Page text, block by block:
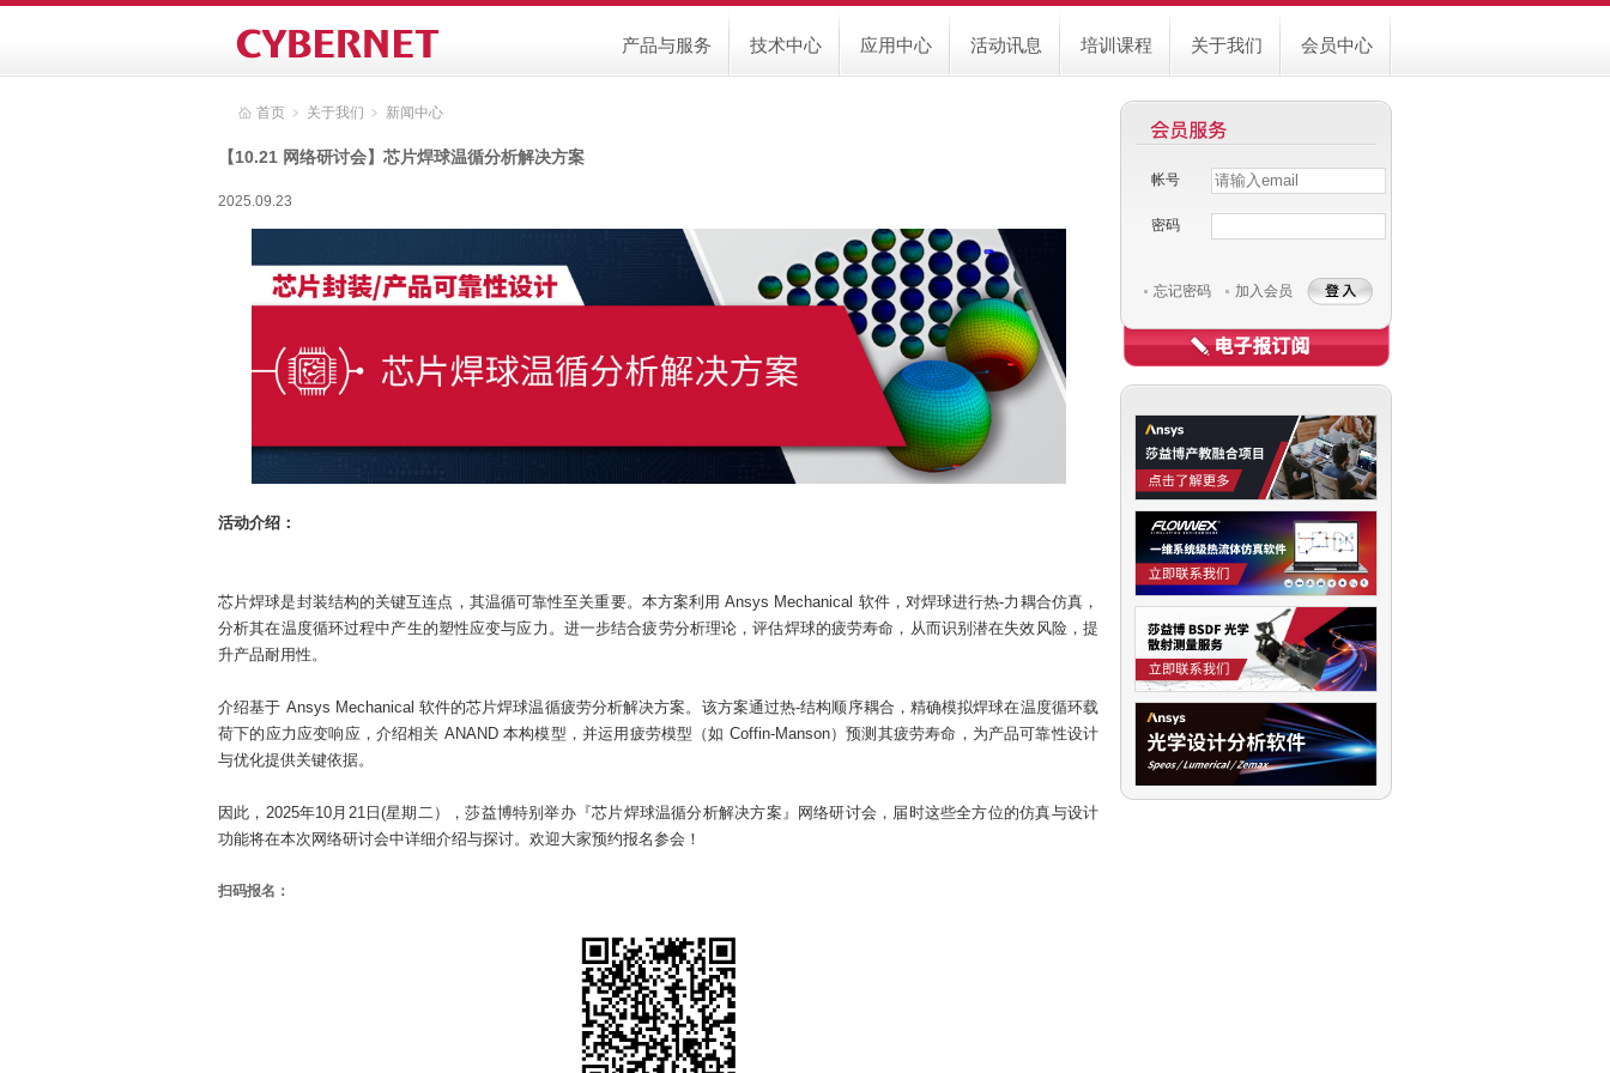
会员中心
关于我们
培训课程
活动讯息
应用中心
技术中心
产品与服务
帐号 Username
密码
忘记密码 加入会员
首页 ﹥ 关于我们 ﹥ 新闻中心
【10.21 网络研讨会】芯片焊球温循分析解决方案
2025.09.23
活动介绍：
芯片焊球是封装结构的关键互连点，其温循可靠性至关重要。本方案利用 Ansys Mechanical 软件，对焊球进行热-力耦合仿真，
分析其在温度循环过程中产生的塑性应变与应力。进一步结合疲劳分析理论，评估焊球的疲劳寿命，从而识别潜在失效风险，提
升产品耐用性。
介绍基于 Ansys Mechanical 软件的芯片焊球温循疲劳分析解决方案。该方案通过热-结构顺序耦合，精确模拟焊球在温度循环载
荷下的应力应变响应，介绍相关 ANAND 本构模型，并运用疲劳模型（如 Coffin-Manson）预测其疲劳寿命，为产品可靠性设计
与优化提供关键依据。
因此，2025年10月21日(星期二），莎益博特别举办『芯片焊球温循分析解决方案』网络研讨会，届时这些全方位的仿真与设计
功能将在本次网络研讨会中详细介绍与探讨。欢迎大家预约报名参会！
扫码报名：